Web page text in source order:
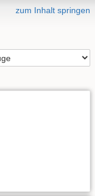
zum Inhalt springen